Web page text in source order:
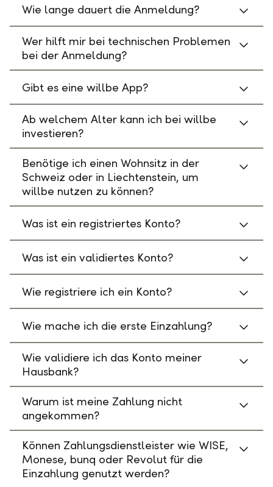
Wie lange dauert die Anmeldung?
Wer hilft mir bei technischen Problemen
bei der Anmeldung?
Gibt es eine willbe App?
Ab welchem Alter kann ich bei willbe
investieren?
Benötige ich einen Wohnsitz in der
Schweiz oder in Liechtenstein, um
willbe nutzen zu können?
Was ist ein registriertes Konto?
Was ist ein validiertes Konto?
Wie registriere ich ein Konto?
Wie mache ich die erste Einzahlung?
Wie validiere ich das Konto meiner
Hausbank?
Warum ist meine Zahlung nicht
angekommen?
Können Zahlungsdienstleister wie WISE,
Monese, bunq oder Revolut für die
Einzahlung genutzt werden?